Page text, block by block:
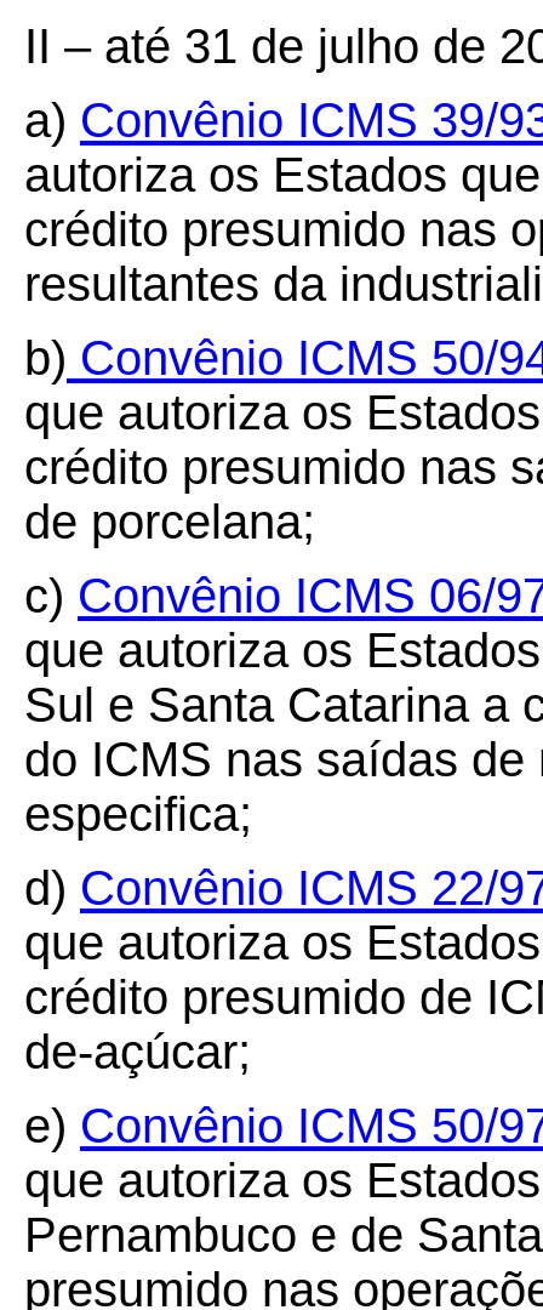
II – até 31 de julho de
a) Convênio ICMS 39/
autoriza os Estados
crédito presumido nas
resultantes da
b) Convênio ICMS 50/
que autoriza os
crédito presumido nas
de porcelana;
c) Convênio ICMS 06/
que autoriza os
Sul e Santa Catarina a
do ICMS nas saídas
especifica;
d) Convênio ICMS 22/
que autoriza os
crédito presumido de
de-açúcar;
e) Convênio ICMS 50/
que autoriza os
Pernambuco e de
presumido nas